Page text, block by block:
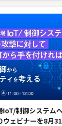
IoT/制御システム
ウェビナーを8月